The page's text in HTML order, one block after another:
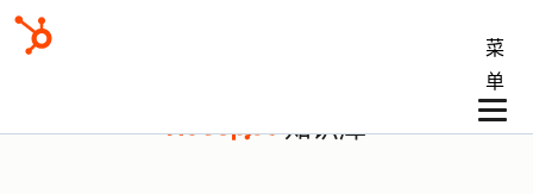
菜
单
知识库